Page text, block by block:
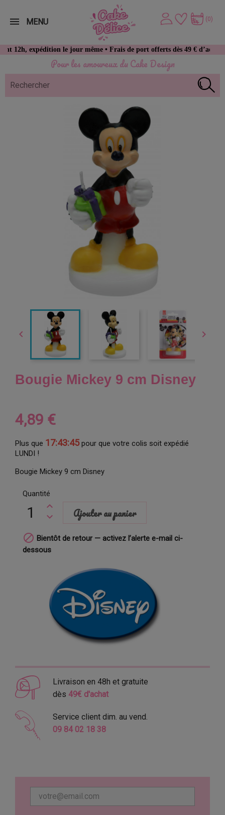
Pour les amoureux du Cake Design
expédition le jour même • Frais de port offerts dès 49 € d’achat
(0)
MENU
 
Bougie Mickey 9 cm Disney
4,89 €
Plus que 17:43:44pour que votre colis soit expédié
LUNDI !
Bougie Mickey 9 cm Disney
Quantité
Ajouter au panier
 Bientôt de retour — activez l’alerte e-mail ci-
dessous
Livraison en 48h et gratuite
dès 49€ d'achat
Service client dim. au vend.
09 84 02 18 38